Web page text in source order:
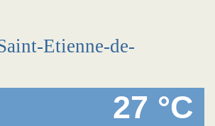
Etienne-de-
27 °C